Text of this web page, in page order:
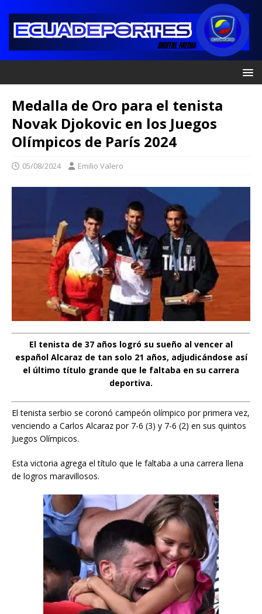
Medalla de Oro para el tenista
Novak Djokovic en los Juegos
Olímpicos de París 2024
05/08/2024 Emilio Valero
El tenista de 37 años logró su sueño al vencer al
español Alcaraz de tan solo 21 años, adjudicándose así
el último título grande que le faltaba en su carrera
deportiva.
El tenista serbio se coronó campeón olímpico por primera vez,
venciendo a Carlos Alcaraz por 7-6 (3) y 7-6 (2) en sus quintos
Juegos Olímpicos.
Esta victoria agrega el título que le faltaba a una carrera llena
de logros maravillosos.